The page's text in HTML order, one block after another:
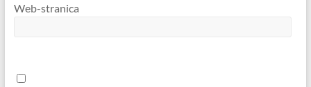
Web-stranica